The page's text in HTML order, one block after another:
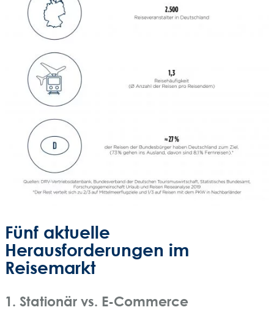
Fünf aktuelle
Herausforderungen im
Reisemarkt
1. Stationär vs. E-Commerce